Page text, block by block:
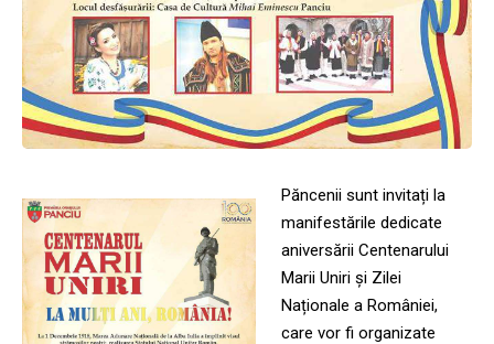
Păncenii sunt invitați la
manifestările dedicate
aniversării Centenarului
Marii Uniri și Zilei
Naționale a României,
care vor fi organizate